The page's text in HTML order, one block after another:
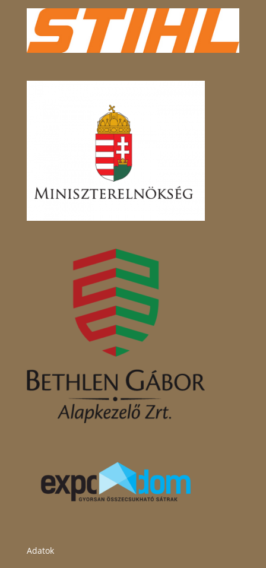
Adatok